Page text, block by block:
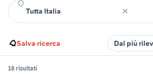
Salva ricerca Dal più
16 risultati